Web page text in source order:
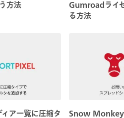
方法
Gumroadライ
る方法
ア一覧に圧縮タ
Snow